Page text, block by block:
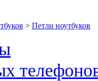
> Петли ноутбуков